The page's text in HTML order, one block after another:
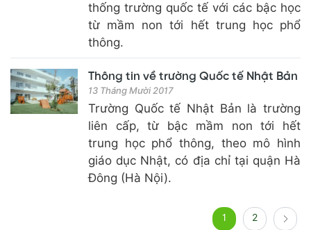
thống trường quốc tế với các bậc học
từ mầm non tới hết trung học phổ
thông.
Thông tin về trường Quốc tế Nhật Bản
13 Tháng Mười 2017
Trường Quốc tế Nhật Bản là trường
liên cấp, từ bậc mầm non tới hết
trung học phổ thông, theo mô hình
giáo dục Nhật, có địa chỉ tại quận Hà
Đông (Hà Nội).
1 2